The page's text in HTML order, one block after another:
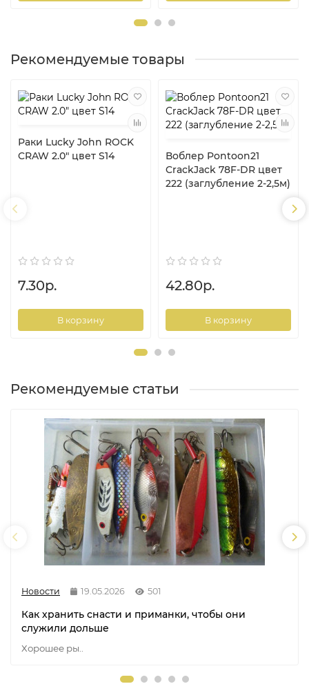
Рекомендуемые товары
Раки Lucky John ROCK
CRAW 2.0" цвет S14
7.30р.
В корзину
Воблер Pontoon21
CrackJack 78F-DR цвет
222 (заглубление 2-2,5м)
42.80р.
В корзину
Рекомендуемые статьи
Новости 19.05.2026 501
Как хранить снасти и приманки, чтобы они
служили дольше
Хорошее ры..